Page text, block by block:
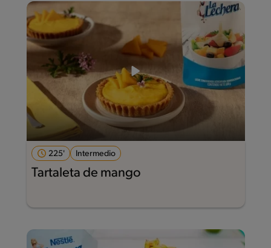
225' Intermedio
Tartaleta de mango